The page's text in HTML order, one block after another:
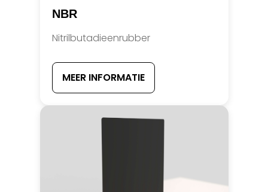
NBR
Nitrilbutadieenrubber
MEER INFORMATIE